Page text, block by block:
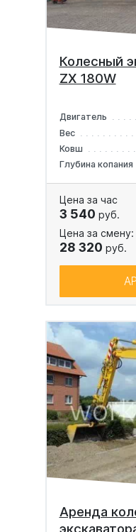
Колесный
ZX 180W
Двигатель
Вес
Ковш
Глубина копания
Цена за час
3 540 руб.
Цена за смену:
28 320 руб.
Аренда